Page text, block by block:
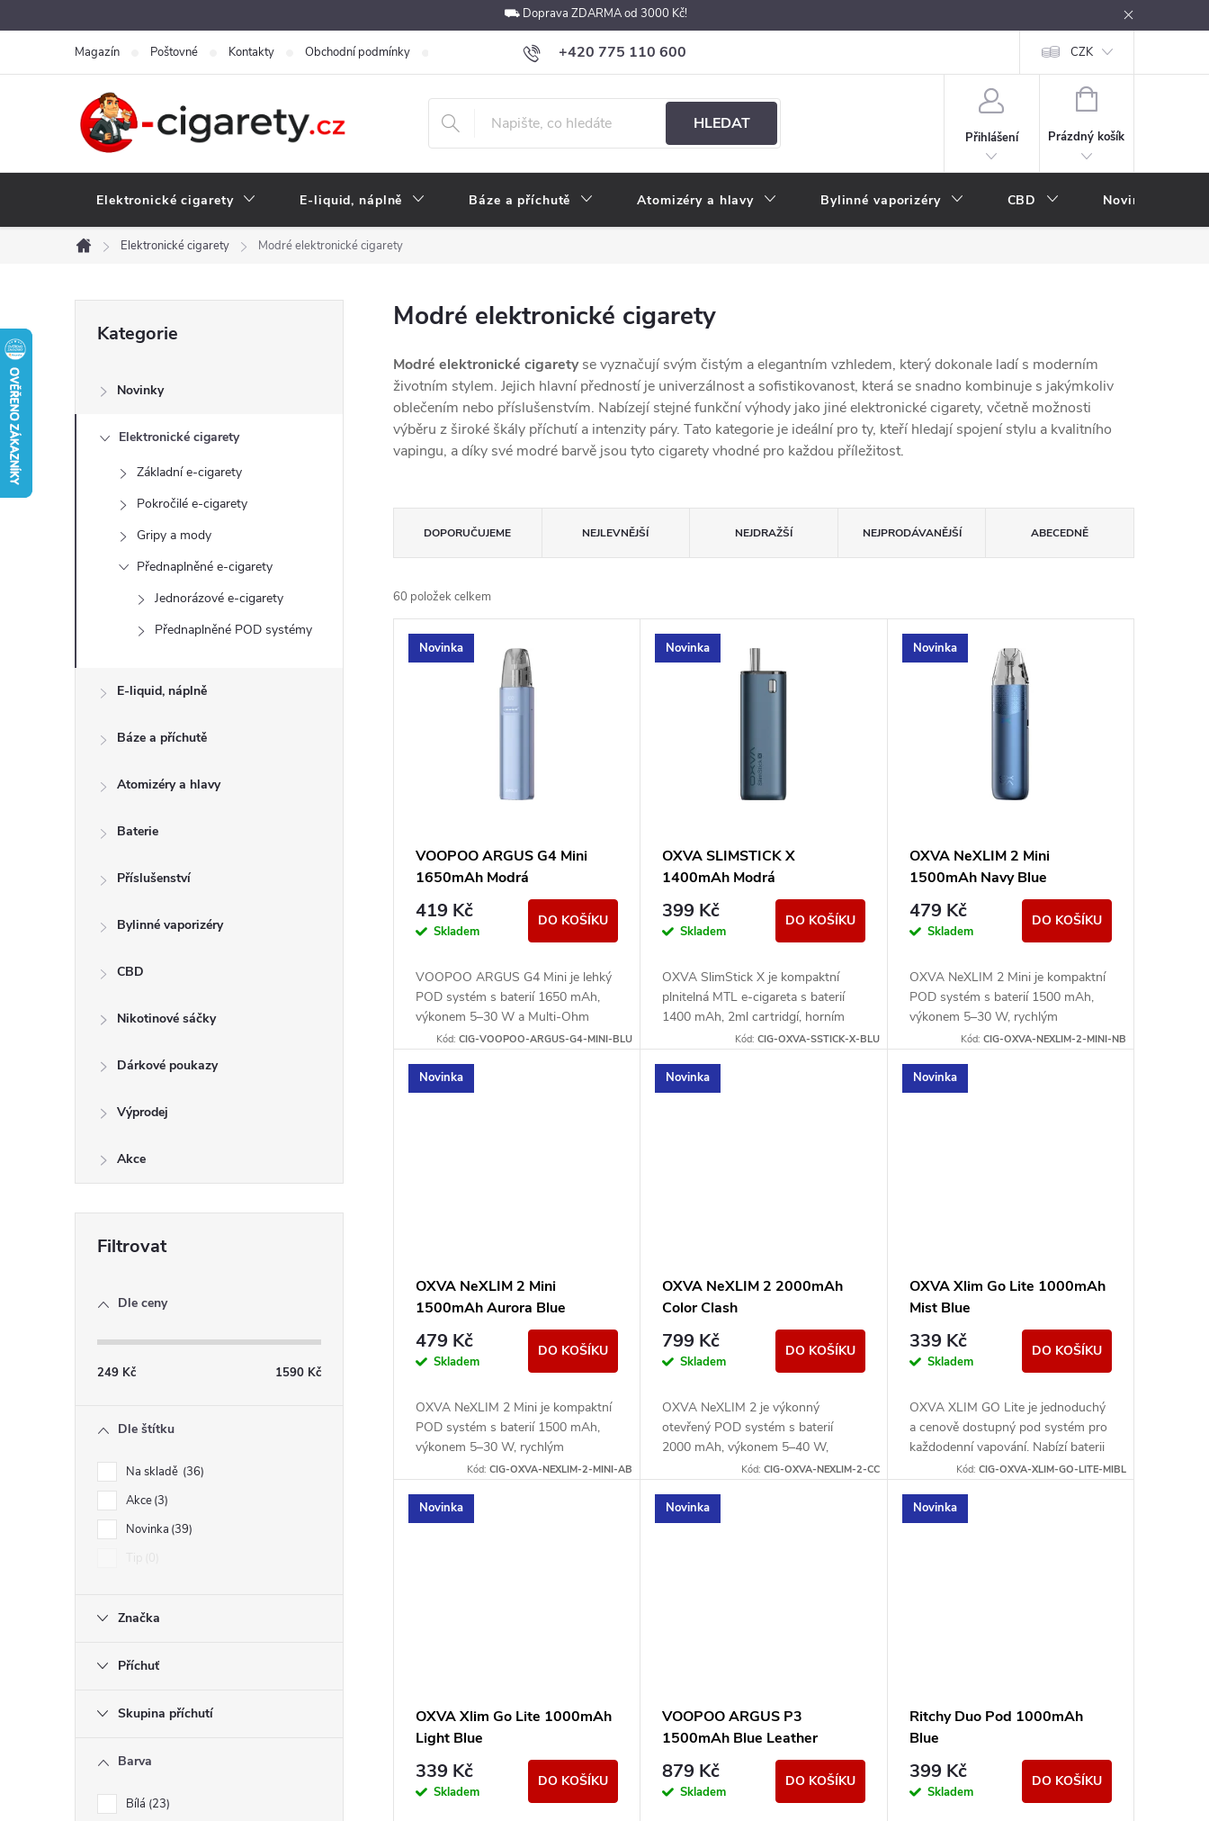
na
⛟ Doprava ZDARMA od 3000 Kč!
+420 775 110 600
obchod@e-cigarety.cz
Magazín Poštovné Kontakty Obchodní podmínky Podmínky ochrany osobních údajů Velkoobchod Vše o e-kouření Nákupní rádce
CZK
HLEDAT
Přihlášení
NÁKUPNÍ
Prázdný košík
Elektronické cigarety E-liquid, náplně Báze a příchutě Atomizéry a hlavy Bylinné vaporizéry CBD Novinky
Domů
Elektronické cigarety Modré elektronické cigarety
s
í
kategorie
Kategorie
Novinky
Elektronické cigarety
Základní e-cigarety
Pokročilé e-cigarety
Gripy a mody
Přednaplněné e-cigarety
Jednorázové e-cigarety
Přednaplněné POD systémy
E-liquid, náplně
Báze a příchutě
Atomizéry a hlavy
Baterie
Příslušenství
Bylinné vaporizéry
CBD
Nikotinové sáčky
Dárkové poukazy
Výprodej
Akce
Dle ceny
249 Kč 1590 Kč
Dle štítku
Na skladě 36
Akce 3
Novinka 39
Značka
Příchuť
Skupina příchutí
Barva
Bílá 23
Modré elektronické cigarety
Modré elektronické cigaretyse vyznačují svým čistým a elegantním vzhledem, který dokonale ladí s moderním
životním stylem. Jejich hlavní předností je univerzálnost a sofistikovanost, která se snadno kombinuje s jakýmkoliv
oblečením nebo příslušenstvím. Nabízejí stejné funkční výhody jako jiné elektronické cigarety, včetně možnosti
výběru z široké škály příchutí a intenzity páry. Tato kategorie je ideální pro ty, kteří hledají spojení stylu a kvalitního
vapingu, a díky své modré barvě jsou tyto cigarety vhodné pro každou příležitost.
a
z
e
DOPORUČUJEME NEJLEVNĚJŠÍ NEJDRAŽŠÍ NEJPRODÁVANĚJŠÍ ABECEDNĚ
60 položek celkem
V
u
k
Novinka
VOOPOO ARGUS G4 Mini
1650mAh Modrá
419 Kč
Skladem
DO KOŠÍKU
VOOPOO ARGUS G4 Mini je lehký
POD systém s baterií 1650 mAh,
výkonem 5–30 W a Multi-Ohm
cartridgí 0,7/1,0 ohm pro MTL i
Kód:CIG-VOOPOO-ARGUS-G4-MINI-BLU
Novinka
OXVA SLIMSTICK X
1400mAh Modrá
399 Kč
Skladem
DO KOŠÍKU
OXVA SlimStick X je kompaktní
plnitelná MTL e-cigareta s baterií
1400 mAh, 2ml cartridgí, horním
plněním a jednoduchým ovládáním.
Kód: CIG-OXVA-SSTICK-X-BLU
Novinka
OXVA NeXLIM 2 Mini
1500mAh Navy Blue
479 Kč
Skladem
DO KOŠÍKU
OXVA NeXLIM 2 Mini je kompaktní
POD systém s baterií 1500 mAh,
výkonem 5–30 W, rychlým
nabíjením USB-C 5V/2A a cartridgí
režimy...
Kód: CIG-OXVA-NEXLIM-2-MINI-NB
Novinka
OXVA NeXLIM 2 Mini
1500mAh Aurora Blue
479 Kč
Skladem
DO KOŠÍKU
OXVA NeXLIM 2 Mini je kompaktní
POD systém s baterií 1500 mAh,
výkonem 5–30 W, rychlým
nabíjením USB-C 5V/2A a cartridgí
režimy...
Kód:CIG-OXVA-NEXLIM-2-MINI-AB
Novinka
OXVA NeXLIM 2 2000mAh
Color Clash
799 Kč
Skladem
DO KOŠÍKU
OXVA NeXLIM 2 je výkonný
otevřený POD systém s baterií
2000 mAh, výkonem 5–40 W,
rychlým nabíjením 5V/3A a
technologií Dual Mesh....
Kód: CIG-OXVA-NEXLIM-2-CC
Novinka
OXVA Xlim Go Lite 1000mAh
Mist Blue
339 Kč
Skladem
DO KOŠÍKU
OXVA XLIM GO Lite je jednoduchý
a cenově dostupný pod systém pro
každodenní vapování. Nabízí baterii
1000 mAh, nastavitelný airflow,
Kód: CIG-OXVA-XLIM-GO-LITE-MIBL
Novinka
OXVA Xlim Go Lite 1000mAh
Light Blue
339 Kč
Skladem
DO KOŠÍKU
Novinka
VOOPOO ARGUS P3
1500mAh Blue Leather
879 Kč
Skladem
DO KOŠÍKU
Novinka
Ritchy Duo Pod 1000mAh
Blue
399 Kč
Skladem
DO KOŠÍKU